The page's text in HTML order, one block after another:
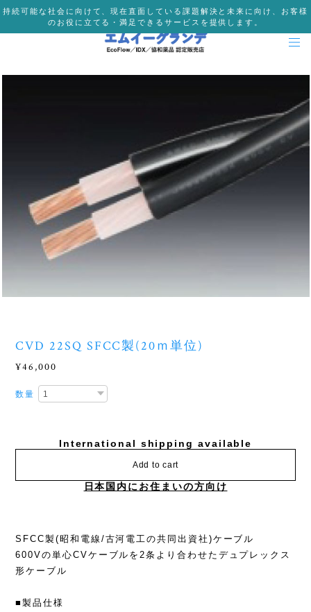
持続可能な社会に向けて、現在直面している課題解決と未来に向け、お客様
のお役に立てる・満足できるサービスを提供します。
CVD 22SQ SFCC製(20ｍ単位)
¥46,000
数量
International shipping available
Add to cart
日本国内にお住まいの方向け
SFCC製(昭和電線/古河電工の共同出資社)ケーブル
600Vの単心CVケーブルを2条より合わせたデュプレックス
形ケーブル
■製品仕様